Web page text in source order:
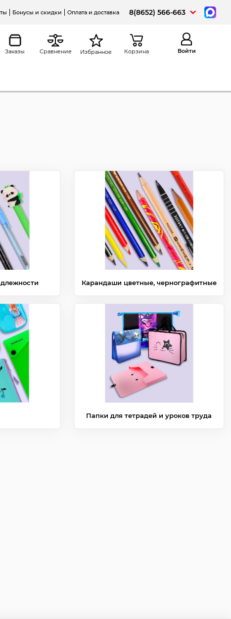
Бонусы и скидки Оплата и доставка 8(8652) 566-663
Заказы Сравнение Избранное Корзина Войти
Карандаши цветные, чернографитные
Папки для тетрадей и уроков труда